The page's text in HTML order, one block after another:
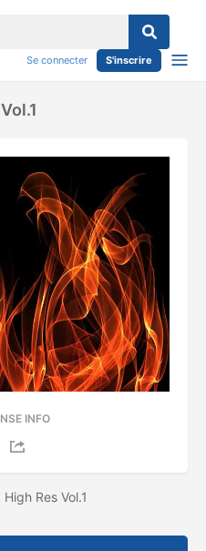
Se connecter S'inscrire
INFO
Res Vol.1